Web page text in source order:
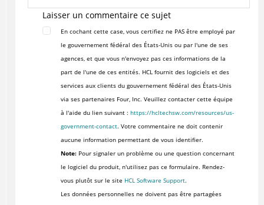
Laisser un commentaire ce sujet
En cochant cette case, vous certifiez ne PAS être employé par
le gouvernement fédéral des États-Unis ou par l'une de ses
agences, et que vous n'envoyez pas ces informations de la
part de l'une de ces entités. HCL fournit des logiciels et des
services aux clients du gouvernement fédéral des États-Unis
via ses partenaires Four, Inc. Veuillez contacter cette équipe
à l'aide du lien suivant : https://hcltechsw.com/resources/us-
government-contact. Votre commentaire ne doit contenir
aucune information permettant de vous identifier.
Note:Pour signaler un problème ou une question concernant
le logiciel du produit, n'utilisez pas ce formulaire. Rendez-
vous plutôt sur le site HCL Software Support.
Les données personnelles ne doivent pas être partagées